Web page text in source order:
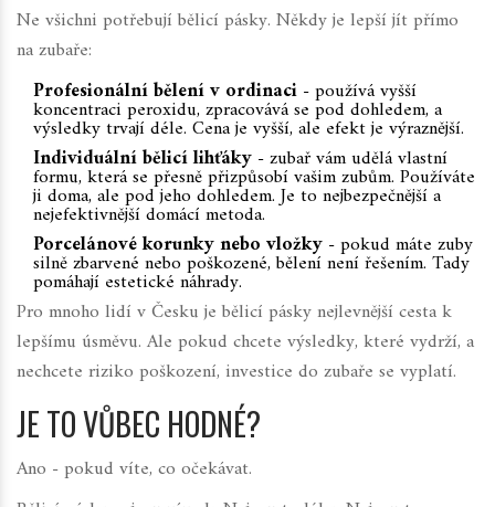
Ne všichni potřebují bělicí pásky. Někdy je lepší jít přímo
na zubaře:
Profesionální bělení v ordinaci - používá vyšší
koncentraci peroxidu, zpracovává se pod dohledem, a
výsledky trvají déle. Cena je vyšší, ale efekt je výraznější.
Individuální bělicí lihťáky - zubař vám udělá vlastní
formu, která se přesně přizpůsobí vašim zubům. Používáte
ji doma, ale pod jeho dohledem. Je to nejbezpečnější a
nejefektivnější domácí metoda.
Porcelánové korunky nebo vložky - pokud máte zuby
silně zbarvené nebo poškozené, bělení není řešením. Tady
pomáhají estetické náhrady.
Pro mnoho lidí v Česku je bělicí pásky nejlevnější cesta k
lepšímu úsměvu. Ale pokud chcete výsledky, které vydrží, a
nechcete riziko poškození, investice do zubaře se vyplatí.
JE TO VŮBEC HODNÉ?
Ano - pokud víte, co očekávat.